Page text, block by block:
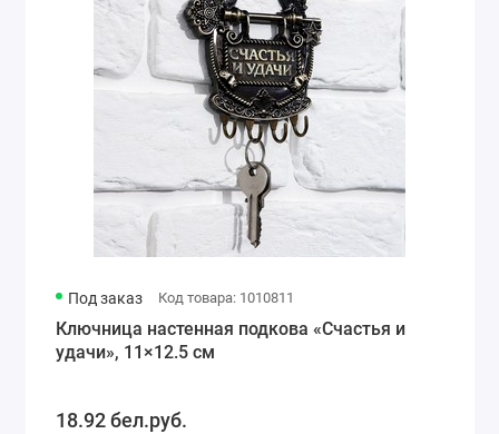
Под заказ Код товара: 1010811
Ключница настенная подкова «Счастья и
удачи», 11×12.5 см
18.92 бел.руб.